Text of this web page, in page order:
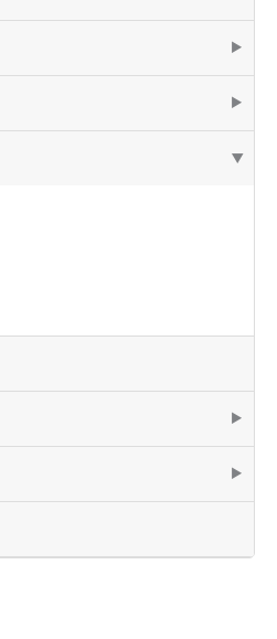
▶
▶
▶
▶
▶